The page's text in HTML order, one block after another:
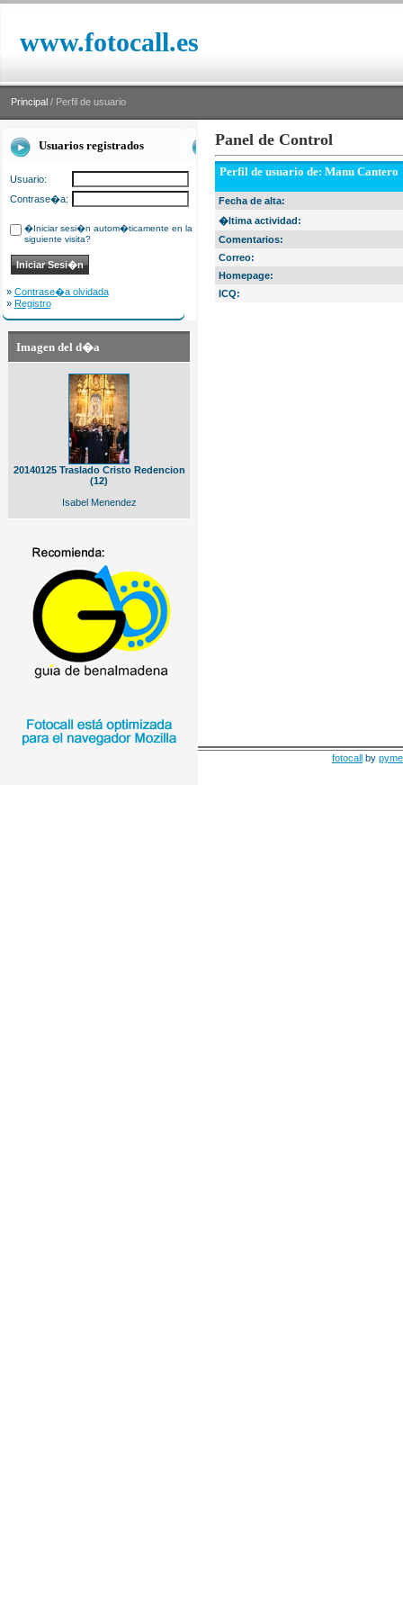
www.fotocall.es
Principal / Perfil de usuario
Usuarios registrados
Usuario:
Contrase�a:
�Iniciar sesi�n autom�ticamente en la
siguiente visita?
» Contrase�a olvidada
» Registro
Imagen del d�a
20140125 Traslado Cristo Redencion
(12)
Isabel Menendez
Panel de Control
Perfil de usuario de: Manu Cantero
Fecha de alta:
�ltima actividad:
Comentarios:
Correo:
Homepage:
ICQ:
fotocall by